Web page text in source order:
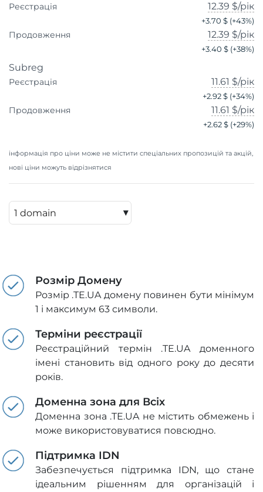
Реєстрація 12.39 $/рік
+3.70 $ (+43%)
Продовження 12.39 $/рік
+3.40 $ (+38%)
Subreg
Реєстрація 11.61 $/рік
+2.92 $ (+34%)
Продовження 11.61 $/рік
+2.62 $ (+29%)
інформація про ціни може не містити спеціальних пропозицій та акцій,
нові ціни можуть відрізнятися
▾
Розмір Домену
Розмір .TE.UA домену повинен бути мінімум
1 і максимум 63 символи.
Терміни реєстрації
Реєстраційний термін .TE.UA доменного
імені становить від одного року до десяти
років.
Доменна зона для Всіх
Доменна зона .TE.UA не містить обмежень і
може використовуватися повсюдно.
Підтримка IDN
Забезпечується підтримка IDN, що стане
ідеальним рішенням для організацій і